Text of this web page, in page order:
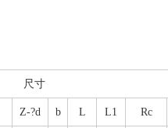
尺寸
Z-?d b L L1 Rc